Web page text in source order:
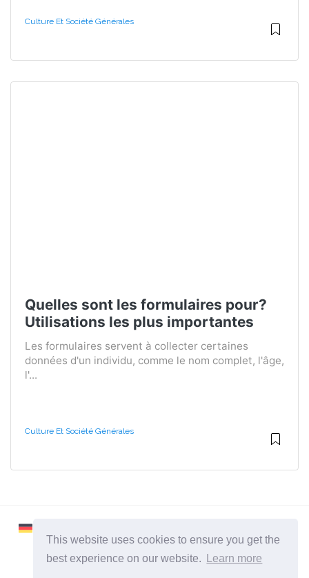
This website uses cookies to ensure you get the
best experience on our website.
Learn more
Culture Et Société Générales
Quelles sont les formulaires pour?
Utilisations les plus importantes
Les formulaires servent à collecter certaines
données d'un individu, comme le nom complet, l'âge,
l'...
Culture Et Société Générales